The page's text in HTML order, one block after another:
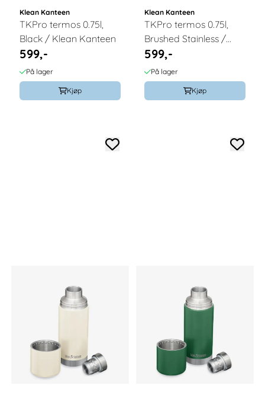
Klean Kanteen
TKPro termos 0.75l,
Black / Klean Kanteen
599,-
På lager
Kjøp
Klean Kanteen
TKPro termos 0.75l,
Brushed Stainless /
Klean Kanteen
599,-
På lager
Kjøp